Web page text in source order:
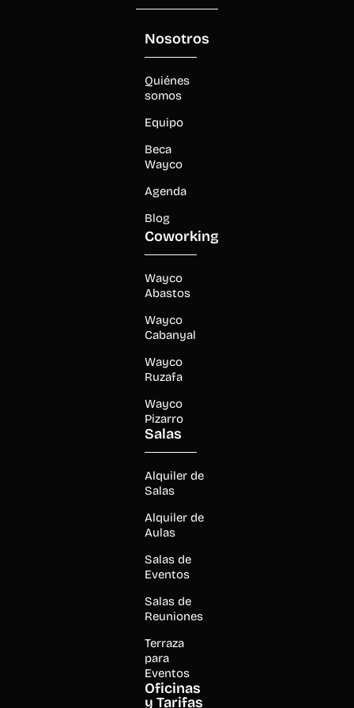
Nosotros
Quiénes
somos
Equipo
Beca
Wayco
Agenda
Blog
Coworking
Wayco
Abastos
Wayco
Cabanyal
Wayco
Ruzafa
Wayco
Pizarro
Salas
Alquiler de
Salas
Alquiler de
Aulas
Salas de
Eventos
Salas de
Reuniones
Terraza
para
Eventos
Oficinas
y Tarifas